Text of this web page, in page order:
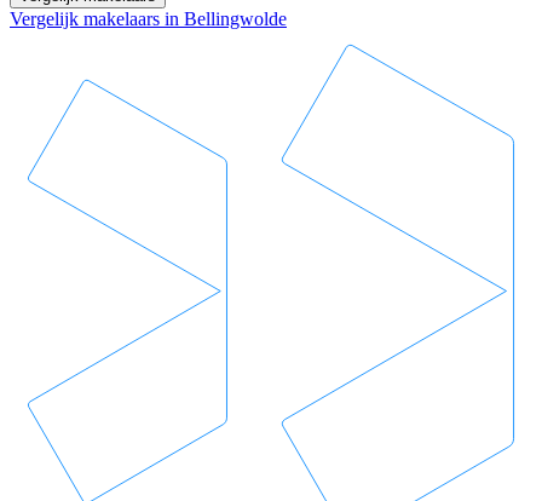
Vergelijk makelaars in Bellingwolde